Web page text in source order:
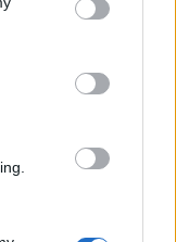
eller lukke
medføre,
andre ruter